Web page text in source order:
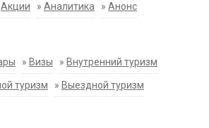
Акции » Аналитика » Анонс
» Визы » Внутренний туризм
туризм » Выездной туризм